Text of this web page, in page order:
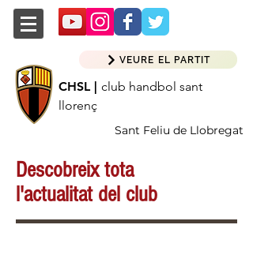
CHSL | club handbol sant
llorenç
Sant Feliu de Llobregat
VEURE EL PARTIT
Descobreix tota
l'actualitat del club